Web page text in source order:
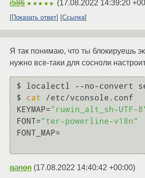
i586 ★★★★★ (17.08.2022 14:39:20
Показать ответ Ссылка
Я так понимаю, что ты блокируешь
нужно все-таки для сосноли
$ localectl --no-convert
$ cat
/etc/
KEYMAP="ruwin_alt_sh-UTF-
FONT="ter-powerline-v18n"
FONT_MAP=
qanon (17.08.2022 14:40:42 +00:00)